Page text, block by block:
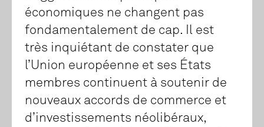
économiques ne changent pas
fondamentalement de cap. Il est
très inquiétant de constater que
l’Union européenne et ses États
membres continuent à soutenir de
nouveaux accords de commerce et
d’investissements néolibéraux,